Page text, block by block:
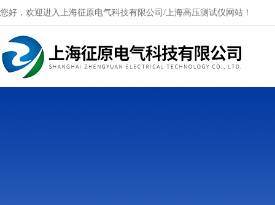
您好，欢迎进入上海征原电气科技有限公司/上海高压测试仪网站！